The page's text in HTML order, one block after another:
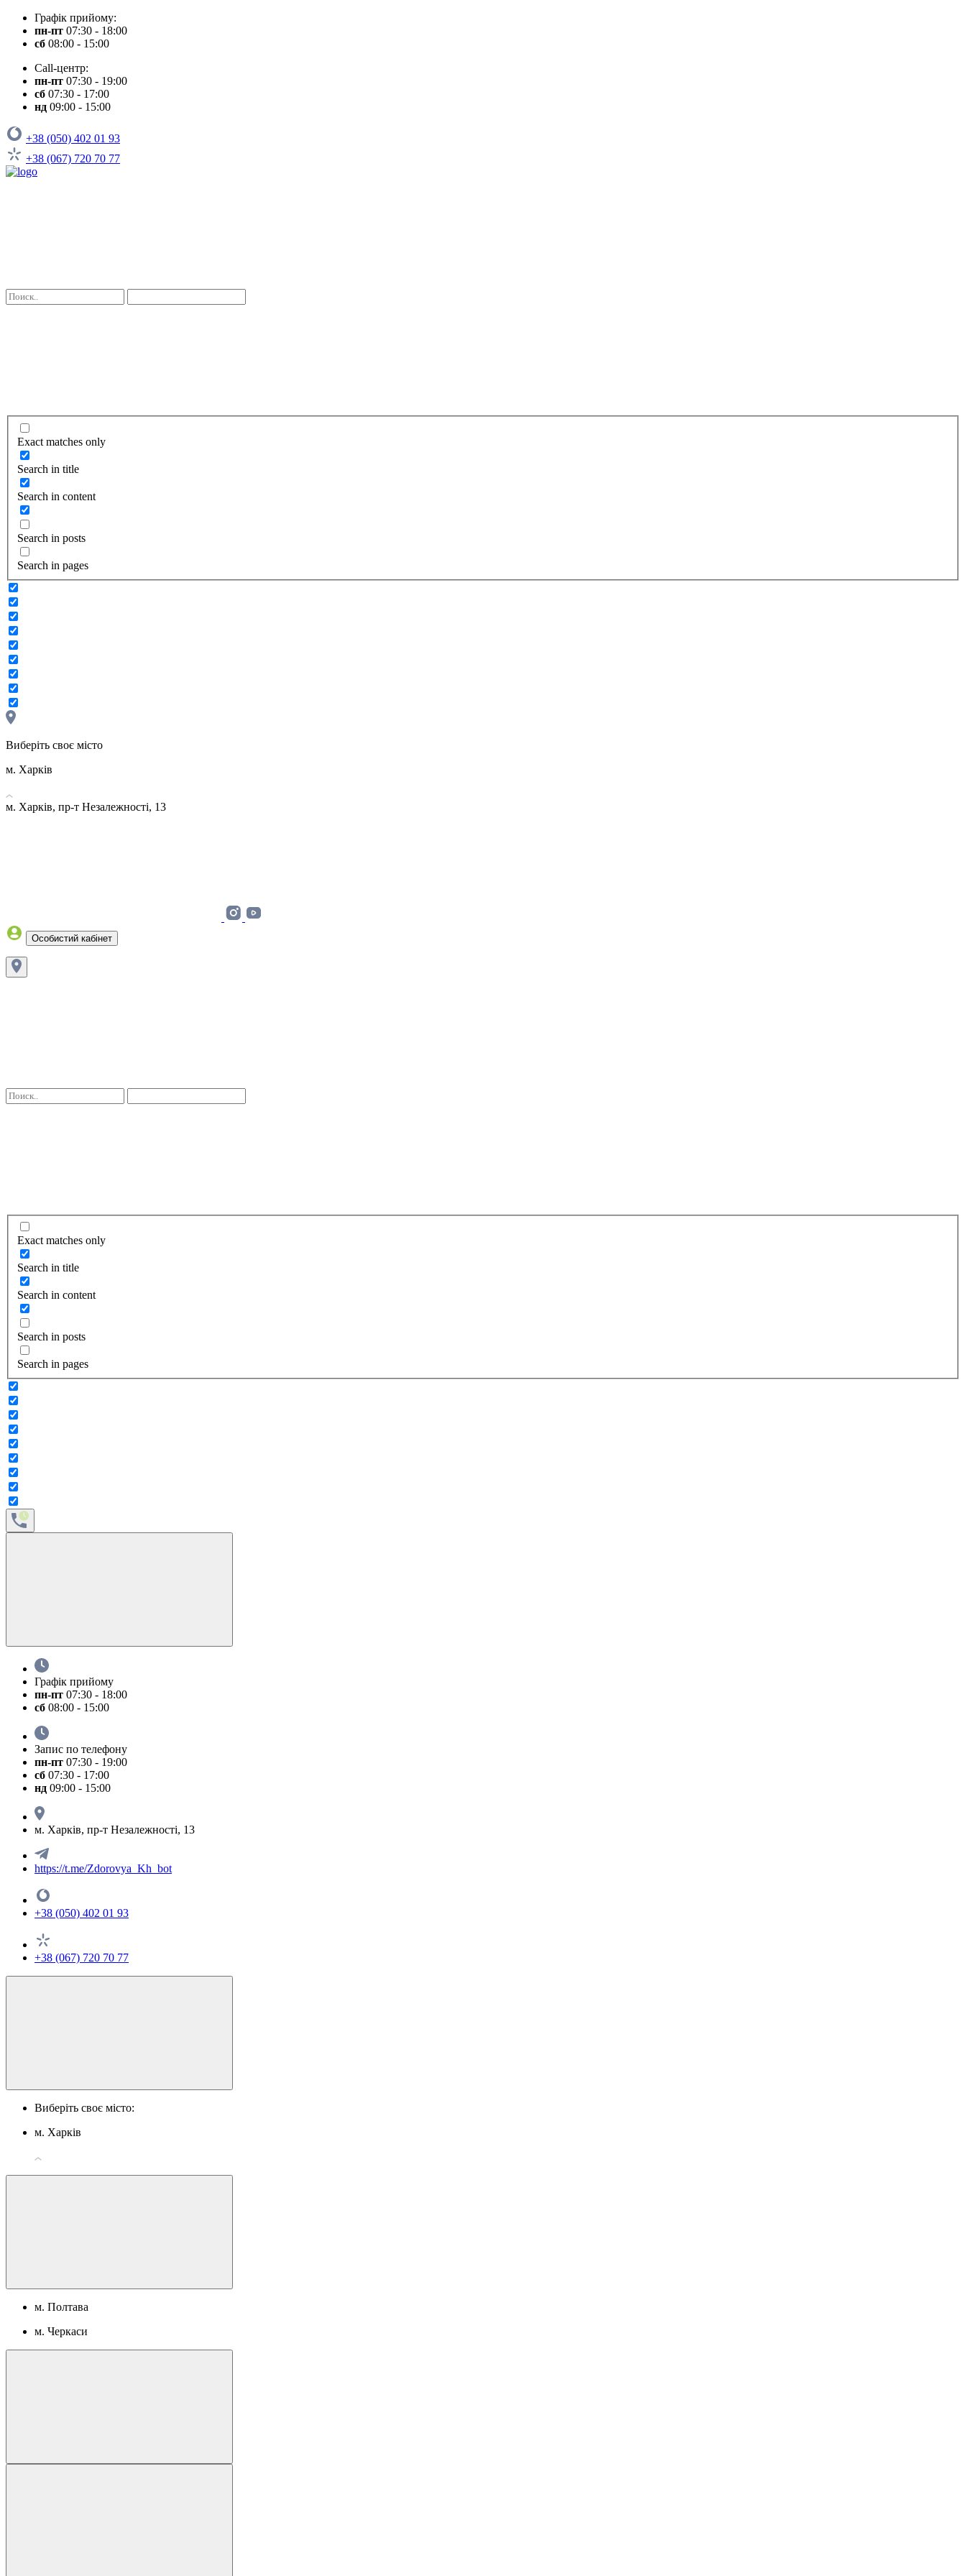
Графік прийому:
пн-пт 07:30 - 18:00
сб 08:00 - 15:00
Call-центр:
пн-пт 07:30 - 19:00
сб 07:30 - 17:00
нд 09:00 - 15:00
+38 (050) 402 01 93
+38 (067) 720 70 77
Exact matches only
Search in title
Search in content
Search in posts
Search in pages
Виберіть своє місто
м. Харків
м. Харків, пр-т Незалежності, 13
Особистий кабінет
Exact matches only
Search in title
Search in content
Search in posts
Search in pages
Графік прийому
пн-пт 07:30 - 18:00
сб 08:00 - 15:00
Запис по телефону
пн-пт 07:30 - 19:00
сб 07:30 - 17:00
нд 09:00 - 15:00
м. Харків, пр-т Незалежності, 13
https://t.me/Zdorovya_Kh_bot
+38 (050) 402 01 93
+38 (067) 720 70 77
Виберіть своє місто:
м. Харків
м. Полтава
м. Черкаси